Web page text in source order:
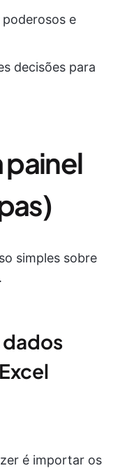
e
decisões para
painel
simples sobre
dados
é importar os